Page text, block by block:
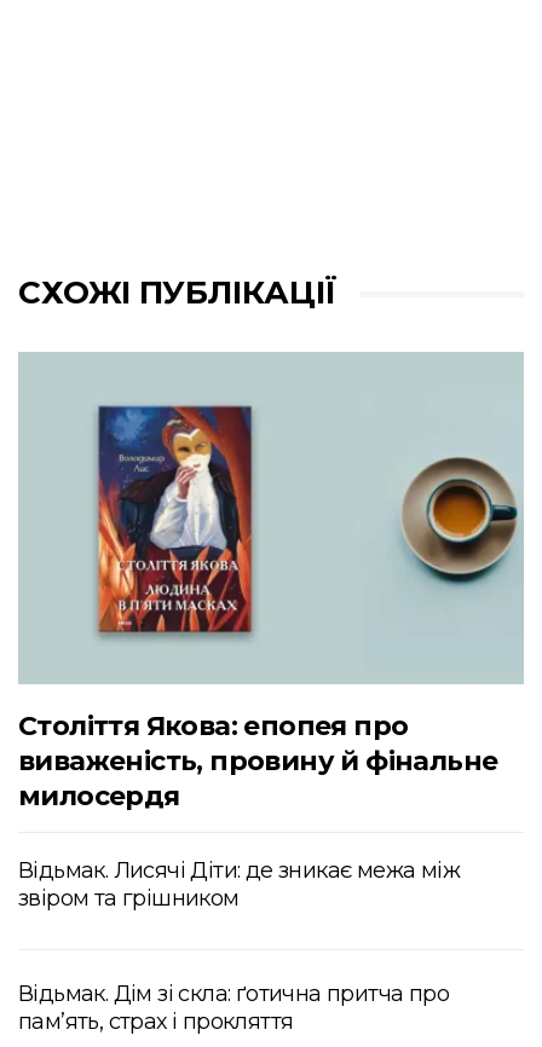
СХОЖІ ПУБЛІКАЦІЇ
Століття Якова: епопея про
виваженість, провину й фінальне
милосердя
Відьмак. Лисячі Діти: де зникає межа між
звіром та грішником
Відьмак. Дім зі скла: ґотична притча про
пам’ять, страх і прокляття